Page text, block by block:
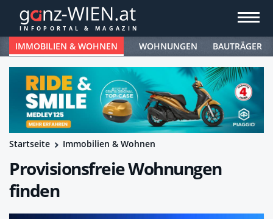
IMMOBILIEN & WOHNEN WOHNUNGEN BAUTRÄGER
Startseite Immobilien & Wohnen
Provisionsfreie Wohnungen
finden